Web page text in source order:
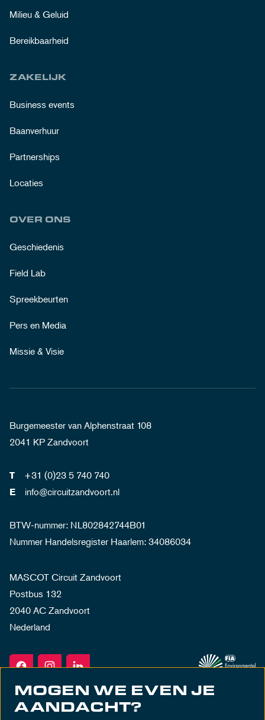
Milieu & Geluid
Bereikbaarheid
ZAKELIJK
Business events
Baanverhuur
Partnerships
Locaties
OVER ONS
Geschiedenis
Field Lab
Spreekbeurten
Pers en Media
Missie & Visie
Burgemeester van Alphenstraat 108
2041 KP Zandvoort
T +31 (0)23 5 740 740
E info@circuitzandvoort.nl
BTW-nummer: NL802842744B01
Nummer Handelsregister Haarlem: 34086034
MASCOT Circuit Zandvoort
Postbus 132
2040 AC Zandvoort
Nederland
MOGEN WE EVEN JE
AANDACHT?